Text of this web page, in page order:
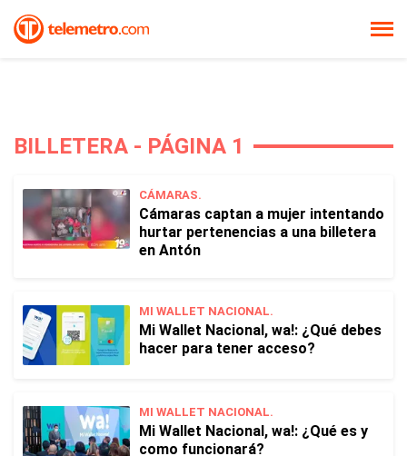
BILLETERA - PÁGINA 1
CÁMARAS.
Cámaras captan a mujer intentando
hurtar pertenencias a una billetera
en Antón
MI WALLET NACIONAL.
Mi Wallet Nacional, wa!: ¿Qué debes
hacer para tener acceso?
MI WALLET NACIONAL.
Mi Wallet Nacional, wa!: ¿Qué es y
como funcionará?